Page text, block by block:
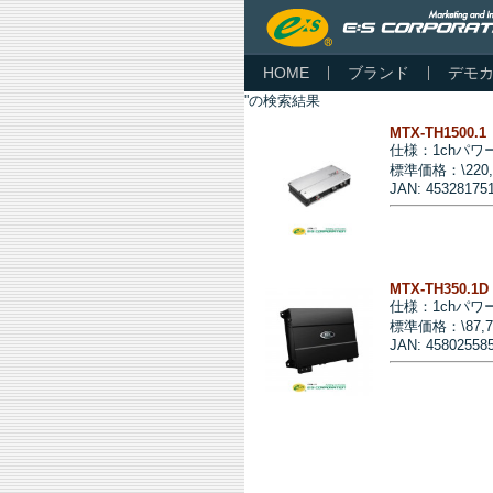
HOME ブランド デモ
''の検索結果
MTX-TH1500.1
仕様：1chパワ
標準価格：
JAN:
MTX-TH350.1D
仕様：1chパワ
標準価格：
JAN: